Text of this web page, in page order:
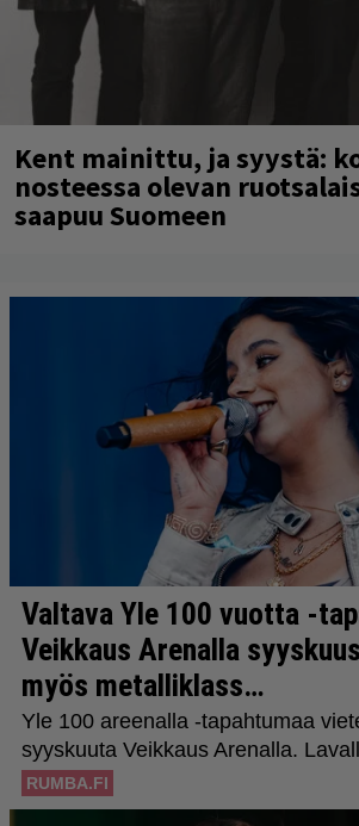
Kent mainittu, ja syystä:
nosteessa olevan
saapuu Suomeen